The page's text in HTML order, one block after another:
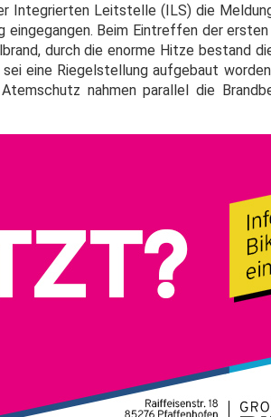
Integrierten Leitstelle (ILS) die
Beim Eintreffen der
durch die enorme Hitze bestand
eine Riegelstellung aufgebaut
nahmen parallel die